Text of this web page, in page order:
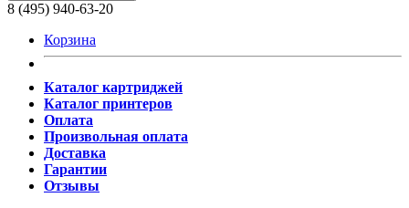
8 (495) 940-63-20
Корзина
Каталог картриджей
Каталог принтеров
Оплата
Произвольная оплата
Доставка
Гарантии
Отзывы